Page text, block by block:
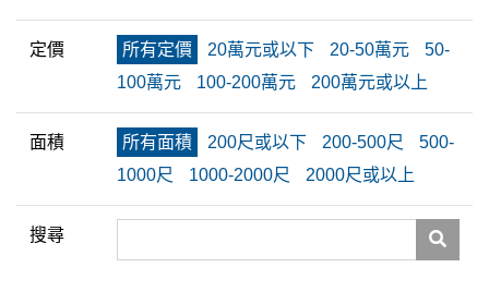
定價 所有定價 20萬元或以下 20-50萬元
50-
100萬元
100-200萬元 200萬元或以上
面積 所有面積 200尺或以下 200-500尺
500-
1000尺
1000-2000尺 2000尺或以上
搜尋